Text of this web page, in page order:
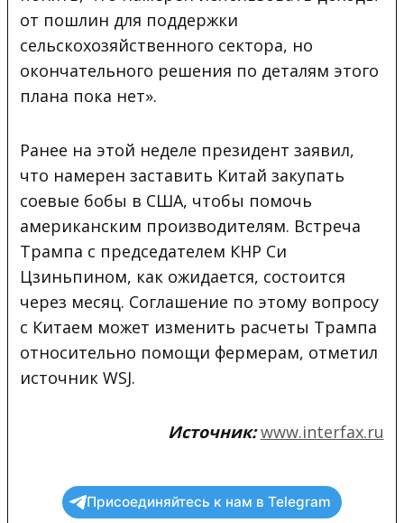
от пошлин для поддержки
сельскохозяйственного сектора, но
окончательного решения по деталям этого
плана пока нет».
Ранее на этой неделе президент заявил,
что намерен заставить Китай закупать
соевые бобы в США, чтобы помочь
американским производителям. Встреча
Трампа с председателем КНР Си
Цзиньпином, как ожидается, состоится
через месяц. Соглашение по этому вопросу
с Китаем может изменить расчеты Трампа
относительно помощи фермерам, отметил
источник WSJ.
Источник: www.interfax.ru
Присоединяйтесь к нам в Telegram